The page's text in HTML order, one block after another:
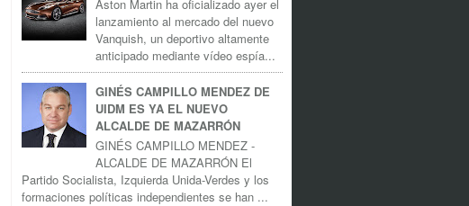
Aston Martin ha oficializado ayer el
lanzamiento al mercado del nuevo
Vanquish, un deportivo altamente
anticipado mediante vídeo espía...
GINÉS CAMPILLO MENDEZ DE
UIDM ES YA EL NUEVO
ALCALDE DE MAZARRÓN
GINÉS CAMPILLO MENDEZ -
ALCALDE DE MAZARRÓN El
Partido Socialista, Izquierda Unida-Verdes y los
formaciones políticas independientes se han ...